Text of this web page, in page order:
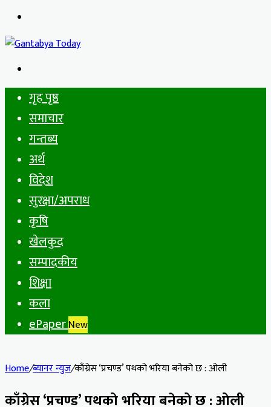
for
गृह पृष्ठ
समाचार
गन्तब्य
अर्थ
विदेश
सुरक्षा/अपराध
कृषि
खेलकुद
सम्पादकीय
शिक्षा
कला
ePaperNew
Home/ब्यानर न्युज/काँग्रेस ‘प्रचण्ड’ पथको भरिया बनेको छ : ओली
काँग्रेस ‘प्रचण्ड’ पथको भरिया बनेको छ : ओली